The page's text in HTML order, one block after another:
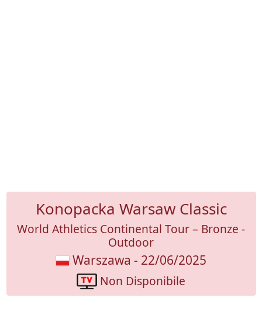
Konopacka Warsaw Classic
World Athletics Continental Tour – Bronze -
Outdoor
Warszawa - 22/06/2025
Non Disponibile